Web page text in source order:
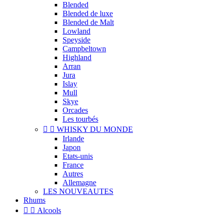
Blended
Blended de luxe
Blended de Malt
Lowland
Speyside
Campbeltown
Highland
Arran
Jura
Islay
Mull
Skye
Orcades
Les tourbés
  WHISKY DU MONDE
Irlande
Japon
Etats-unis
France
Autres
Allemagne
LES NOUVEAUTES
Rhums
  Alcools